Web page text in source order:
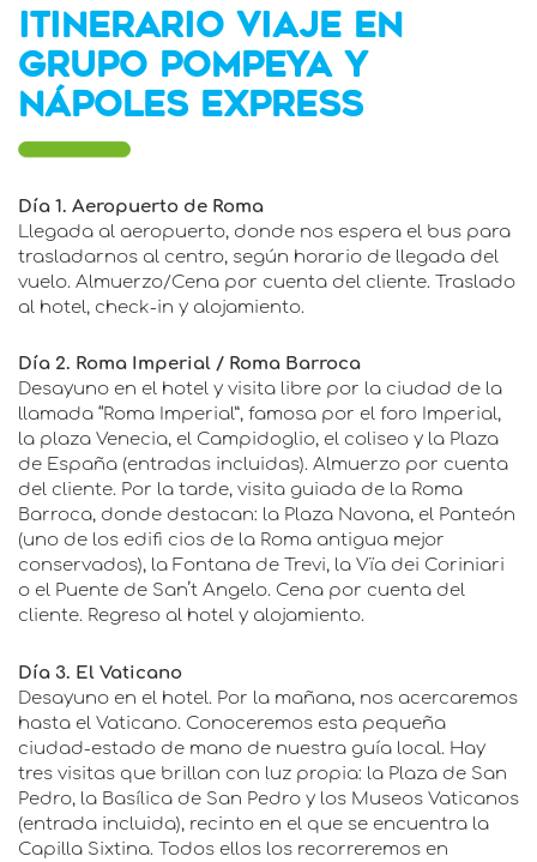
ITINERARIO VIAJE EN
GRUPO POMPEYA Y
NÁPOLES EXPRESS
Día 1. Aeropuerto de Roma
Llegada al aeropuerto, donde nos espera el bus para
trasladarnos al centro, según horario de llegada del
vuelo. Almuerzo/Cena por cuenta del cliente. Traslado
al hotel, check-in y alojamiento.
Día 2. Roma Imperial / Roma Barroca
Desayuno en el hotel y visita libre por la ciudad de la
llamada “Roma Imperial”, famosa por el foro Imperial,
la plaza Venecia, el Campidoglio, el coliseo y la Plaza
de España (entradas incluidas). Almuerzo por cuenta
del cliente. Por la tarde, visita guiada de la Roma
Barroca, donde destacan: la Plaza Navona, el Panteón
(uno de los edifi cios de la Roma antigua mejor
conservados), la Fontana de Trevi, la Vïa dei Coriniari
o el Puente de San’t Angelo. Cena por cuenta del
cliente. Regreso al hotel y alojamiento.
Día 3. El Vaticano
Desayuno en el hotel. Por la mañana, nos acercaremos
hasta el Vaticano. Conoceremos esta pequeña
ciudad-estado de mano de nuestra guía local. Hay
tres visitas que brillan con luz propia: la Plaza de San
Pedro, la Basílica de San Pedro y los Museos Vaticanos
(entrada incluida), recinto en el que se encuentra la
Capilla Sixtina. Todos ellos los recorreremos en